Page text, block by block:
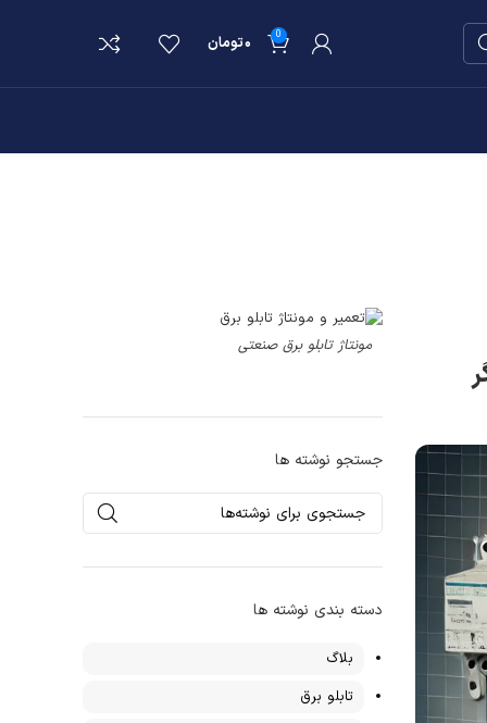
0 ۰تومان
مونتاژ تابلو برق صنعتی
جستجو نوشته ها
دسته بندی نوشته ها
بلاگ
تابلو برق